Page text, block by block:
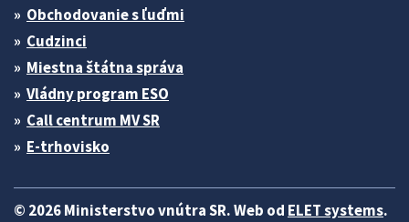
Obchodovanie s ľuďmi
Cudzinci
Miestna štátna správa
Vládny program ESO
Call centrum MV SR
E-trhovisko
© 2026 Ministerstvo vnútra SR. Web od ELET systems.